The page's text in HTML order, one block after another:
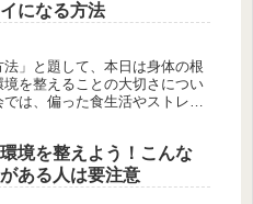
になる方法
法」と題して、本日は身体の根
を整えることの大切さについ
は、偏った食生活やストレ
境を整えよう！こんな
ある人は要注意